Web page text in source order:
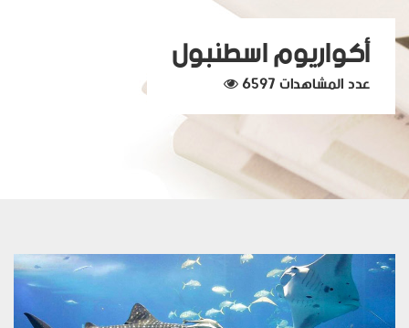
أكواريوم اسطنبول
عدد المشاهدات 6597